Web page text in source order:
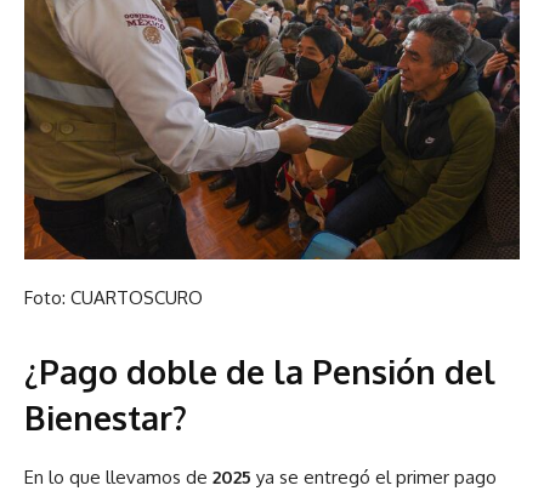
Foto: CUARTOSCURO
¿Pago doble de la Pensión del
Bienestar?
En lo que llevamos de 2025 ya se entregó el primer pago